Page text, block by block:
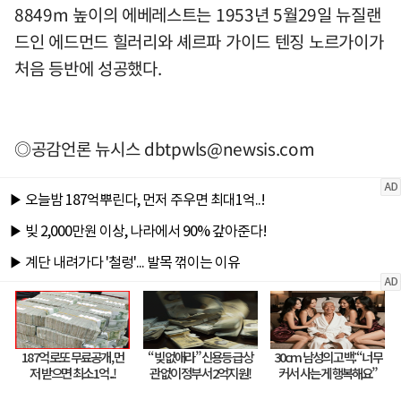
8849m 높이의 에베레스트는 1953년 5월29일 뉴질랜
드인 에드먼드 힐러리와 셰르파 가이드 텐징 노르가이가
처음 등반에 성공했다.
◎공감언론 뉴시스dbtpwls@newsis.com